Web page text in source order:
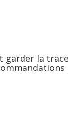
garder la